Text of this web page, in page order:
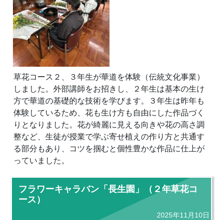
草花コース２、３年生が華道を体験（伝統文化事業）
しました。外部講師をお招きし、２年生は基本の生け
方で華道の基礎的な技術を学びます。３年生は昨年も
体験しているため、花も生け方も自由にした作品づく
りとなりました。花が綺麗に見える向きや花の高さ調
整など、生徒が授業で学ぶ寄せ植えの作り方と共通す
る部分もあり、コツを掴むと個性豊かな作品に仕上が
っていました。
フラワーキャラバン「長生園」（２年草花コ
ース）
2025年11月10日